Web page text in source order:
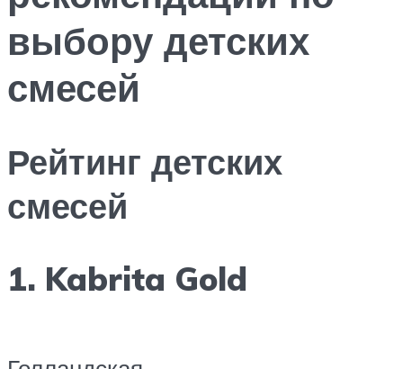
выбору детских
смесей
Рейтинг детских
смесей
1. Kabrita Gold